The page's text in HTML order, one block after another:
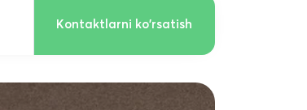
Kontaktlarni ko'rsatish